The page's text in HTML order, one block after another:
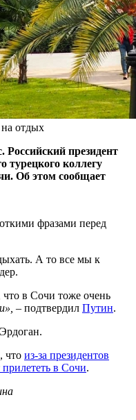
отдых
президент
турецкого коллегу
Об этом сообщает
фразами перед
А то все мы к
что в Сочи тоже очень
– подтвердил Путин.
что из-за президентов
в Сочи.